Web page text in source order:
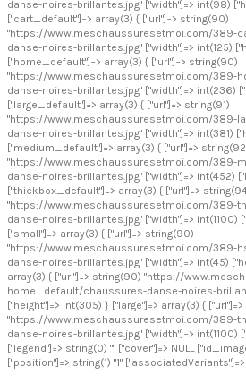
danse-noires-brillantes.jpg" ["width"]=> int(98)
["cart_default"]=> array(3) { ["url"]=> string(90)
"https://www.meschaussuresetmoi.com/389-
danse-noires-brillantes.jpg" ["width"]=> int(125)
["home_default"]=> array(3) { ["url"]=> string(90)
"https://www.meschaussuresetmoi.com/389-
danse-noires-brillantes.jpg" ["width"]=> int(236)
["large_default"]=> array(3) { ["url"]=> string(91)
"https://www.meschaussuresetmoi.com/389-
danse-noires-brillantes.jpg" ["width"]=> int(381)
["medium_default"]=> array(3) { ["url"]=>
"https://www.meschaussuresetmoi.com/389-
danse-noires-brillantes.jpg" ["width"]=> int(452)
["thickbox_default"]=> array(3) { ["url"]=>
"https://www.meschaussuresetmoi.com/389-
danse-noires-brillantes.jpg" ["width"]=> int(1100)
["small"]=> array(3) { ["url"]=> string(90)
"https://www.meschaussuresetmoi.com/389-
danse-noires-brillantes.jpg" ["width"]=> int(45)
array(3) { ["url"]=> string(90) "https://
home_default/chaussures-danse-noires-
["height"]=> int(305) } ["large"]=> array(3) {
"https://www.meschaussuresetmoi.com/389-
danse-noires-brillantes.jpg" ["width"]=> int(1100)
["legend"]=> string(0) "" ["cover"]=> NULL
["position"]=> string(1) "1"